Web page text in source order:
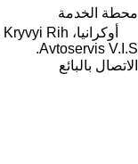
محطة الخدمة
أوكرانيا، m. Kryvyi Rih
Avtoservis V.I.S.
الاتصال بالبائع